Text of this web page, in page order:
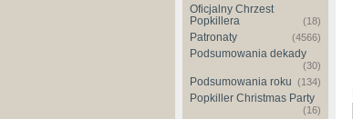
Oficjalny Chrzest
Popkillera
(18)
Patronaty (4566)
Podsumowania dekady
(30)
Podsumowania roku (134)
Popkiller Christmas Party
(16)